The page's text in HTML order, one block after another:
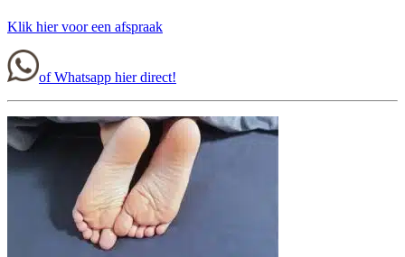
Klik hier voor een afspraak
of Whatsapp hier direct!